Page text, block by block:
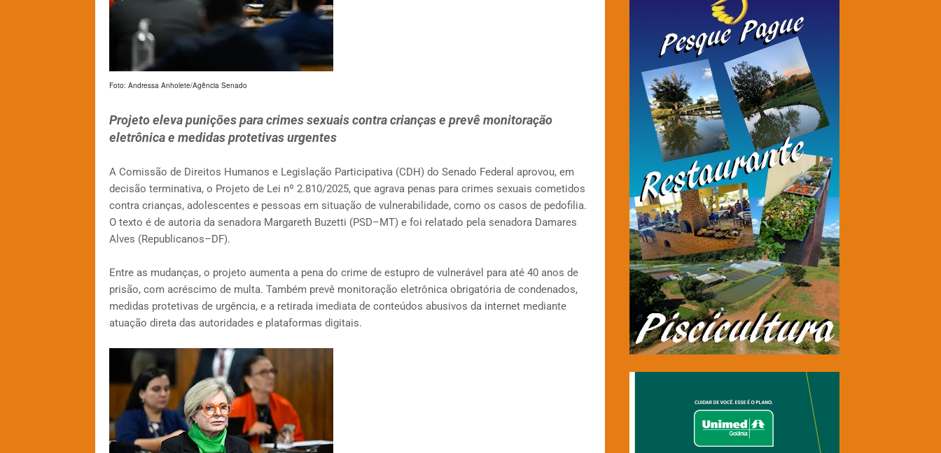
Foto: Andressa Anholete/Agência Senado
Projeto eleva punições para crimes sexuais contra crianças e prevê monitoração
eletrônica e medidas protetivas urgentes
A Comissão de Direitos Humanos e Legislação Participativa (CDH) do Senado Federal aprovou, em
decisão terminativa, o Projeto de Lei nº 2.810/2025, que agrava penas para crimes sexuais cometidos
contra crianças, adolescentes e pessoas em situação de vulnerabilidade, como os casos de pedofilia.
O texto é de autoria da senadora Margareth Buzetti (PSD–MT) e foi relatado pela senadora Damares
Alves (Republicanos–DF).
Entre as mudanças, o projeto aumenta a pena do crime de estupro de vulnerável para até 40 anos de
prisão, com acréscimo de multa. Também prevê monitoração eletrônica obrigatória de condenados,
medidas protetivas de urgência, e a retirada imediata de conteúdos abusivos da internet mediante
atuação direta das autoridades e plataformas digitais.